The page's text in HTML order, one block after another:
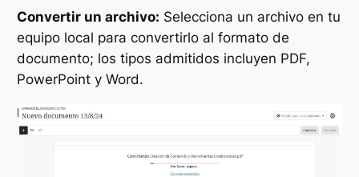
Convertir un archivo: Selecciona un archivo en tu
equipo local para convertirlo al formato de
documento; los tipos admitidos incluyen PDF,
PowerPoint y Word.